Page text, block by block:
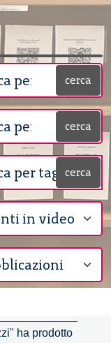
cerca
cerca
cerca
ha prodotto